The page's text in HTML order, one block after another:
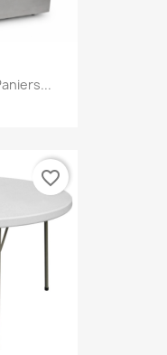
favorite_border